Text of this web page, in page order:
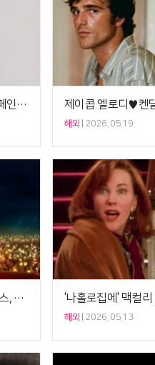
샤키라, 1000억 돌려 받는다…스페인 탈세 혐의 무죄 판결[Ce:월드뷰]
해외 2026. 05.19
'케데헌' 열풍은 계속된다…넷플릭스, 글로벌 콘서트 투어 확정[Ce:월드뷰]
해외 2026. 05.13